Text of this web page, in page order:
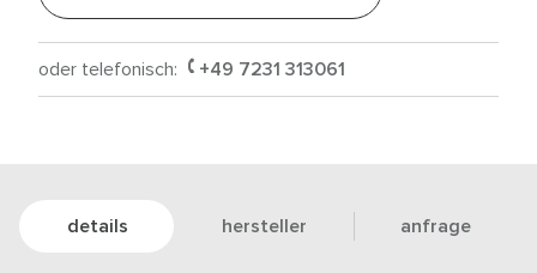
oder telefonisch: +49 7231 313061
details hersteller anfrage